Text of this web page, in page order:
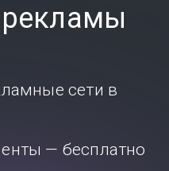
сети в
— бесплатно